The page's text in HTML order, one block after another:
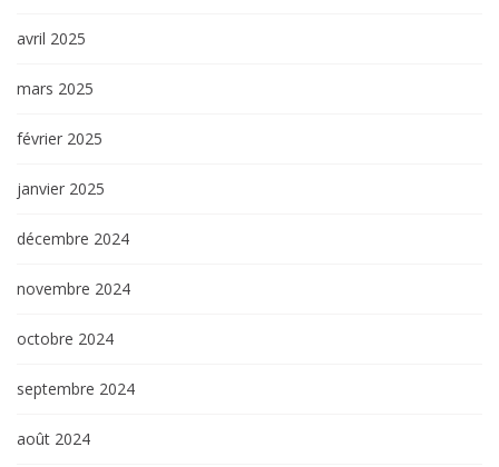
avril 2025
mars 2025
février 2025
janvier 2025
décembre 2024
novembre 2024
octobre 2024
septembre 2024
août 2024